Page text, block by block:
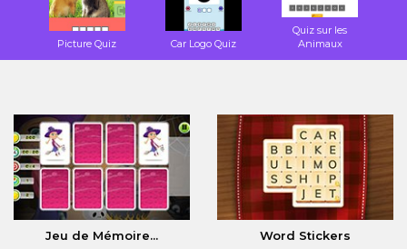
Picture Quiz Car Logo Quiz
Quiz sur les
Animaux
Jeu de Mémoire... Word Stickers